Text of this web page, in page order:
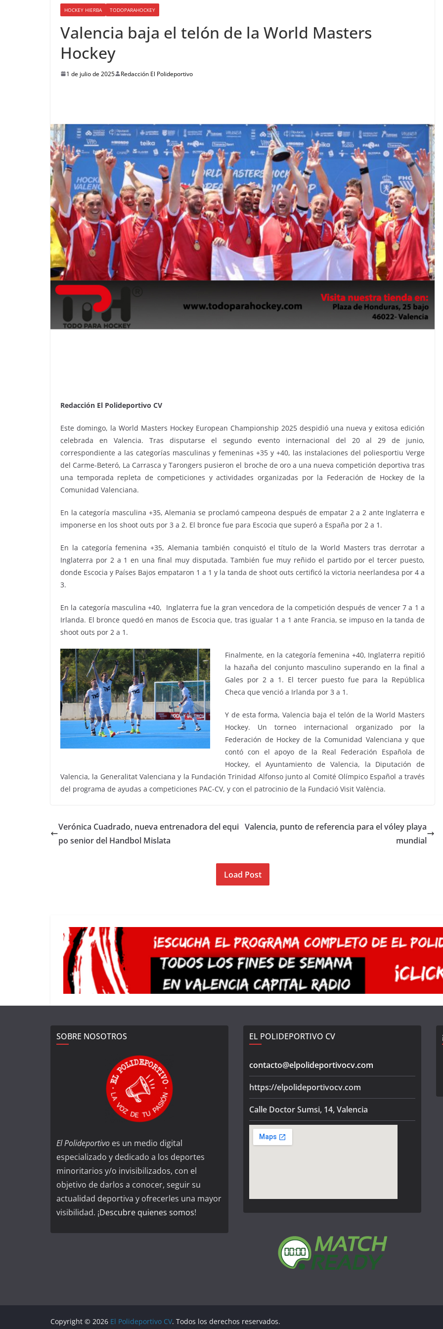
HOCKEY HIERBA TODOPARAHOCKEY
Valencia baja el telón de la World Masters
Hockey
1 de julio de 2025 Redacción El Polideportivo
Redacción El Polideportivo CV
Este domingo, la World Masters Hockey European Championship 2025 despidió una nueva y exitosa edición
celebrada en Valencia. Tras disputarse el segundo evento internacional del 20 al 29 de junio,
correspondiente a las categorías masculinas y femeninas +35 y +40, las instalaciones del poliesportiu Verge
del Carme-Beteró, La Carrasca y Tarongers pusieron el broche de oro a una nueva competición deportiva tras
una temporada repleta de competiciones y actividades organizadas por la Federación de Hockey de la
Comunidad Valenciana.
En la categoría masculina +35, Alemania se proclamó campeona después de empatar 2 a 2 ante Inglaterra e
imponerse en los shoot outs por 3 a 2. El bronce fue para Escocia que superó a España por 2 a 1.
En la categoría femenina +35, Alemania también conquistó el título de la World Masters tras derrotar a
Inglaterra por 2 a 1 en una final muy disputada. También fue muy reñido el partido por el tercer puesto,
donde Escocia y Países Bajos empataron 1 a 1 y la tanda de shoot outs certificó la victoria neerlandesa por 4 a
3.
En la categoría masculina +40, Inglaterra fue la gran vencedora de la competición después de vencer 7 a 1 a
Irlanda. El bronce quedó en manos de Escocia que, tras igualar 1 a 1 ante Francia, se impuso en la tanda de
shoot outs por 2 a 1.
Finalmente, en la categoría femenina +40, Inglaterra repitió
la hazaña del conjunto masculino superando en la final a
Gales por 2 a 1. El tercer puesto fue para la República
Checa que venció a Irlanda por 3 a 1.
Y de esta forma, Valencia baja el telón de la World Masters
Hockey. Un torneo internacional organizado por la
Federación de Hockey de la Comunidad Valenciana y que
contó con el apoyo de la Real Federación Española de
Hockey, el Ayuntamiento de Valencia, la Diputación de
Valencia, la Generalitat Valenciana y la Fundación Trinidad Alfonso junto al Comité Olímpico Español a través
del programa de ayudas a competiciones PAC-CV, y con el patrocinio de la Fundació Visit València.
Verónica Cuadrado, nueva entrenadora del equi
po senior del Handbol Mislata
Valencia, punto de referencia para el vóley playa
mundial
Load Post
SOBRE NOSOTROS
El Polideportivo es un medio digital
especializado y dedicado a los deportes
minoritarios y/o invisibilizados, con el
objetivo de darlos a conocer, seguir su
actualidad deportiva y ofrecerles una mayor
visibilidad. ¡Descubre quienes somos!
EL POLIDEPORTIVO CV
contacto@elpolideportivocv.com
https://elpolideportivocv.com
Calle Doctor Sumsi, 14, Valencia
Copyright © 2026 El Polideportivo CV. Todos los derechos reservados.